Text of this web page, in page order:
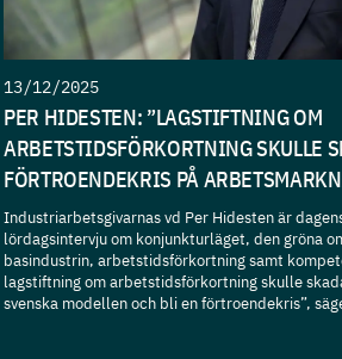
13/12/2025
PER HIDESTEN: ”LAGSTIFTNING OM
ARBETSTIDSFÖRKORTNING SKULLE
FÖRTROENDEKRIS PÅ
Industriarbetsgivarnas vd Per Hidesten är
lördagsintervju om konjunkturläget, den gröna
basindustrin, arbetstidsförkortning samt
lagstiftning om arbetstidsförkortning skulle
svenska modellen och bli en förtroendekris”,